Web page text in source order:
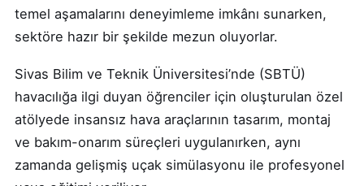
temel aşamalarını deneyimleme imkânı sunarken,
sektöre hazır bir şekilde mezun oluyorlar.
Sivas Bilim ve Teknik Üniversitesi’nde (SBTÜ)
havacılığa ilgi duyan öğrenciler için oluşturulan özel
atölyede insansız hava araçlarının tasarım, montaj
ve bakım-onarım süreçleri uygulanırken, aynı
zamanda gelişmiş uçak simülasyonu ile profesyonel